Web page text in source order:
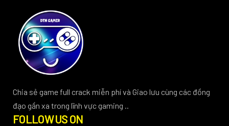
Chia sẻ game full crack miễn phí và Giao lưu cùng các đồng
đạo gần xa trong lĩnh vực gaming ..
FOLLOW US ON